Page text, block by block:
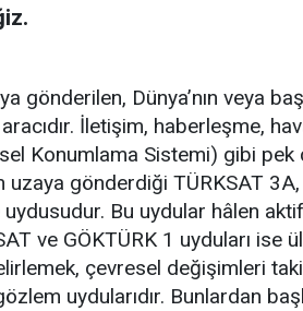
gönderilen, Dünya’nın veya
İletişim, haberleşme,
Konumlama Sistemi) gibi
uzaya gönderdiği TÜRKSAT
Bu uydular hâlen aktif
ve GÖKTÜRK 1 uyduları ise
çevresel değişimleri
uydularıdır. Bunlardan